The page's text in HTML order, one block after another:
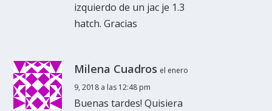
izquierdo de un jac je 1.3
hatch. Gracias
Milena Cuadros el enero
9, 2018 a las 12:48 pm
Buenas tardes! Quisiera